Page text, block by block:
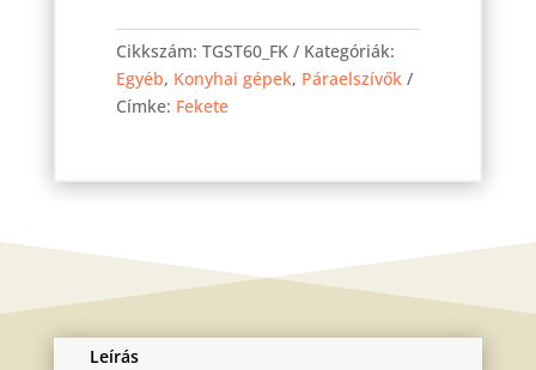
2240
60
cm
mennyiség
Cikkszám: TGST60_FK
Kategóriák:
Egyéb, Konyhai gépek, Páraelszívők
Címke: Fekete
Leírás